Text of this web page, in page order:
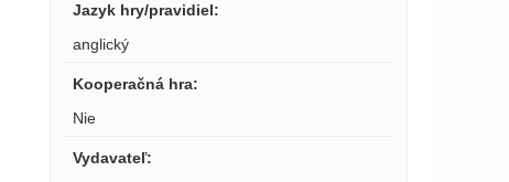
Jazyk hry/pravidiel:
anglický
Kooperačná hra:
Nie
Vydavateľ: